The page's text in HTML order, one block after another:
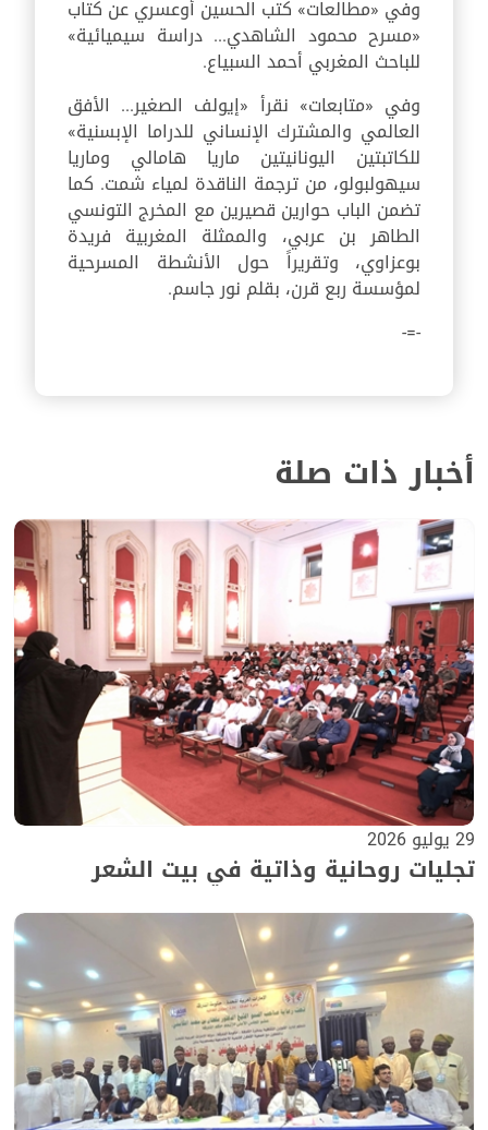
وفي «مطالعات» كتب الحسين أوعسري عن كتاب
«مسرح محمود الشاهدي... دراسة سيميائية»
للباحث المغربي أحمد السبياع.
وفي «متابعات» نقرأ «إيولف الصغير... الأفق
العالمي والمشترك الإنساني للدراما الإبسنية»
للكاتبتين اليونانيتين ماريا هامالي وماريا
سيهولبولو، من ترجمة الناقدة لمياء شمت. كما
تضمن الباب حوارين قصيرين مع المخرج التونسي
الطاهر بن عربي، والممثلة المغربية فريدة
بوعزاوي، وتقريراً حول الأنشطة المسرحية
لمؤسسة ربع قرن، بقلم نور جاسم.
-=-
أخبار ذات صلة
29 يوليو 2026
تجليات روحانية وذاتية في بيت الشعر